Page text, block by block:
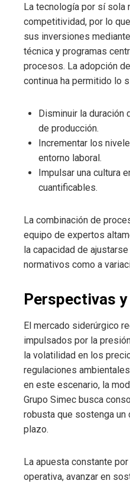
La tecnología por sí sola
competitividad, por lo
sus inversiones
técnica y programas
procesos. La adopción
continua ha permitido lo
Disminuir la duración
de producción.
Incrementar los
entorno laboral.
Impulsar una cultura
cuantificables.
La combinación de
equipo de expertos
la capacidad de
normativos como a
Perspectivas
El mercado siderúrgico
impulsados por la
la volatilidad en los
regulaciones
en este escenario, la
Grupo Simec busca
robusta que sostenga
plazo.
La apuesta constante
operativa, avanzar en